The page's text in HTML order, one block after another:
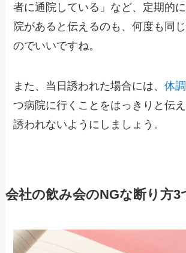
者に通院している」など、定期的
院があると伝えるのも、何度も同
のでいいですね。
また、当日誘われた場合には、体
つ病院に行くことをはっきりと伝
誘われないようにしましょう。
会社の飲み会のNGな断り方3